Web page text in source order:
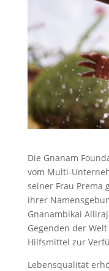
Die Gnanam
vom Multi-
seiner Frau Prema
ihrer
Gnanambikai
Gegenden der
Hilfsmittel zur
Lebensqualität